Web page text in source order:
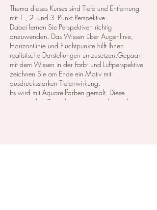
Thema dieses Kurses sind Tiefe und Entfernung
mit 1-, 2- und 3- Punkt Perspektive.
Dabei lernen Sie Perspektiven richtig
anzuwenden. Das Wissen über Augenlinie,
Horizontlinie und Fluchtpunkte hilft Ihnen
realistische Darstellungen umzusetzen.Gepaart
mit dem Wissen in der Farb- und Luftperspektive
zeichnen Sie am Ende ein Motiv mit
ausdrucksstarken Tiefenwirkung.
​Es wird mit Aquarellfarben gemalt. Diese
prinzipiellen Grundkenntnisse werden nicht nur